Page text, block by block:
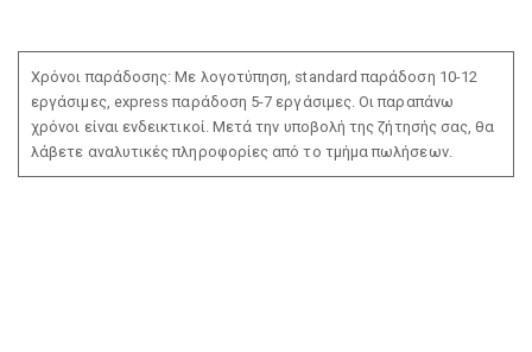
Χρόνοι παράδοσης: Με λογοτύπηση, standard παράδοση 10-12
εργάσιμες, express παράδοση 5-7 εργάσιμες. Οι παραπάνω
χρόνοι είναι ενδεικτικοί. Μετά την υποβολή της ζήτησής σας, θα
λάβετε αναλυτικές πληροφορίες από το τμήμα πωλήσεων.